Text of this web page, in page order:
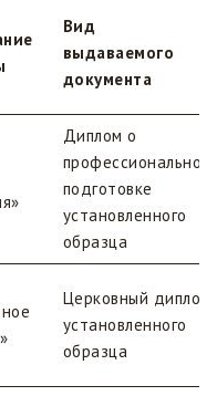
Вид
выдаваемого
документа
Диплом о
профессиональной
подготовке
установленного
образца
Церковный диплом
установленного
образца